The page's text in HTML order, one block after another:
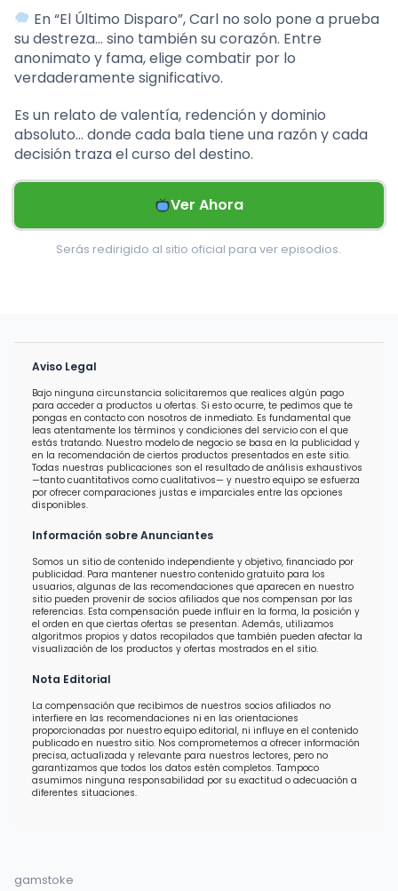
En “El Último Disparo”, Carl no solo pone a prueba
su destreza… sino también su corazón. Entre
anonimato y fama, elige combatir por lo
verdaderamente significativo.
Es un relato de valentía, redención y dominio
absoluto… donde cada bala tiene una razón y cada
decisión traza el curso del destino.
Ver Ahora
Serás redirigido al sitio oficial para ver episodios.
Aviso Legal
Bajo ninguna circunstancia solicitaremos que realices algún pago
para acceder a productos u ofertas. Si esto ocurre, te pedimos que te
pongas en contacto con nosotros de inmediato. Es fundamental que
leas atentamente los términos y condiciones del servicio con el que
estás tratando. Nuestro modelo de negocio se basa en la publicidad y
en la recomendación de ciertos productos presentados en este sitio.
Todas nuestras publicaciones son el resultado de análisis exhaustivos
—tanto cuantitativos como cualitativos— y nuestro equipo se esfuerza
por ofrecer comparaciones justas e imparciales entre las opciones
disponibles.
Información sobre Anunciantes
Somos un sitio de contenido independiente y objetivo, financiado por
publicidad. Para mantener nuestro contenido gratuito para los
usuarios, algunas de las recomendaciones que aparecen en nuestro
sitio pueden provenir de socios afiliados que nos compensan por las
referencias. Esta compensación puede influir en la forma, la posición y
el orden en que ciertas ofertas se presentan. Además, utilizamos
algoritmos propios y datos recopilados que también pueden afectar la
visualización de los productos y ofertas mostrados en el sitio.
Nota Editorial
La compensación que recibimos de nuestros socios afiliados no
interfiere en las recomendaciones ni en las orientaciones
proporcionadas por nuestro equipo editorial, ni influye en el contenido
publicado en nuestro sitio. Nos comprometemos a ofrecer información
precisa, actualizada y relevante para nuestros lectores, pero no
garantizamos que todos los datos estén completos. Tampoco
asumimos ninguna responsabilidad por su exactitud o adecuación a
diferentes situaciones.
gamstoke